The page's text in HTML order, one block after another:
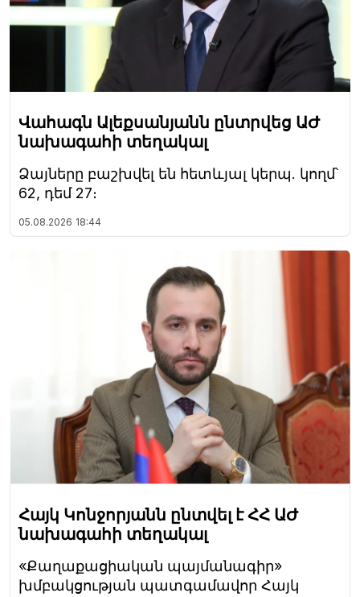
Վահագն Ալեքսանյանն ընտրվեց ԱԺ
նախագահի տեղակալ
Ձայները բաշխվել են հետևյալ կերպ. կողմ՝
62, դեմ 27։
05.08.2026 18:44
Հայկ Կոնջորյանն ընտվել է ՀՀ ԱԺ
նախագահի տեղակալ
«Քաղաքացիական պայմանագիր»
խմբակցության պատգամավոր Հայկ